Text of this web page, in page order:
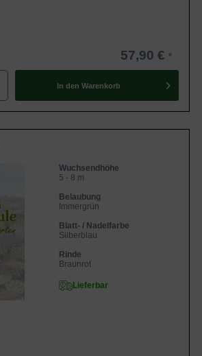
57,90 €
In den Warenkorb
Wuchsendhöhe
5 - 8 m
Belaubung
Immergrün
Blatt- / Nadelfarbe
Silberblau
Rinde
Braunrot
Lieferbar